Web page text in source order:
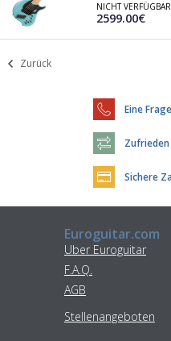
NICHT VERFÜGBAR
2599.00€
Zurück
Eine Frage
Sichere
Euroguitar.com
Uber Euroguitar
F.A.Q.
AGB
Stellenangeboten